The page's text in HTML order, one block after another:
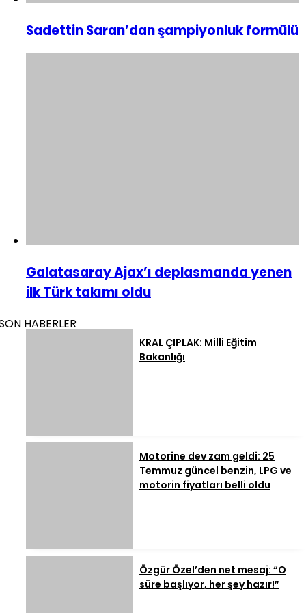
Sadettin Saran’dan şampiyonluk formülü
Galatasaray Ajax’ı deplasmanda yenen
ilk Türk takımı oldu
HABERLER
KRAL ÇIPLAK: Milli Eğitim
Bakanlığı
Motorine dev zam geldi: 25
Temmuz güncel benzin, LPG ve
motorin fiyatları belli oldu
Özgür Özel’den net mesaj: “O
süre başlıyor, her şey hazır!”